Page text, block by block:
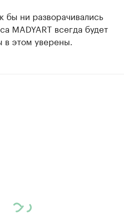
бы ни разворачивались
MADYART всегда будет
этом уверены.